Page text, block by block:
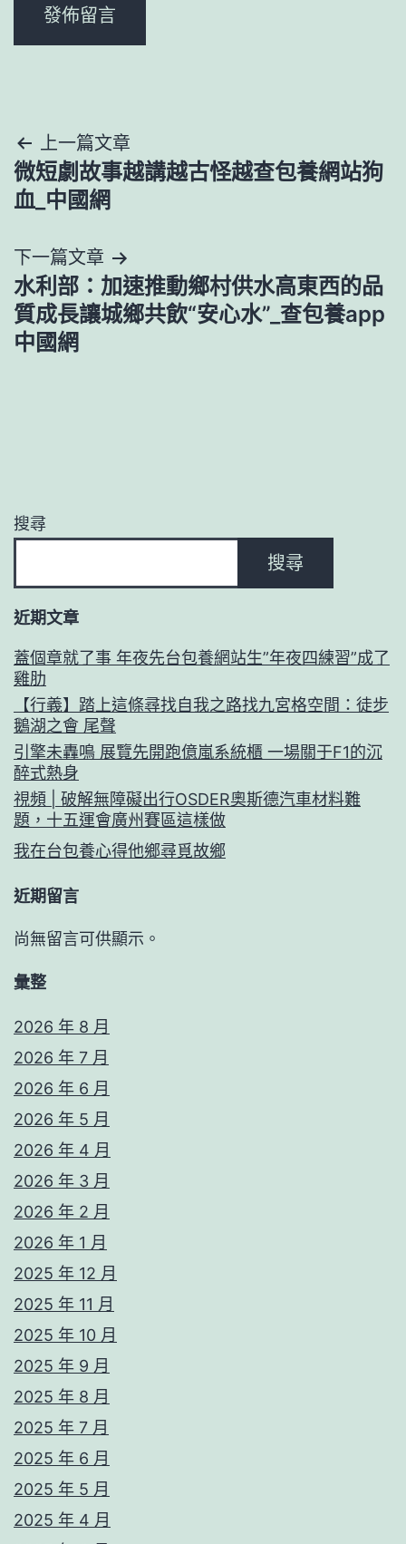
文
章
覽
上一篇文章
微短劇故事越講越古怪越查包養網站狗
血_中國網
下一篇文章
水利部：加速推動鄉村供水高東西的品
質成長讓城鄉共飲“安心水”_查包養app
中國網
搜尋
搜尋
近期文章
蓋個章就了事 年夜先台包養網站生”年夜四練習”成了
雞肋
【行義】踏上這條尋找自我之路找九宮格空間：徒步
鵝湖之會 尾聲
引擎未轟鳴 展覽先開跑億嵐系統櫃 一場關于F1的沉
醉式熱身
視頻 | 破解無障礙出行OSDER奧斯德汽車材料難
題，十五運會廣州賽區這樣做
我在台包養心得他鄉尋覓故鄉
近期留言
尚無留言可供顯示。
彙整
2026 年 8 月
2026 年 7 月
2026 年 6 月
2026 年 5 月
2026 年 4 月
2026 年 3 月
2026 年 2 月
2026 年 1 月
2025 年 12 月
2025 年 11 月
2025 年 10 月
2025 年 9 月
2025 年 8 月
2025 年 7 月
2025 年 6 月
2025 年 5 月
2025 年 4 月